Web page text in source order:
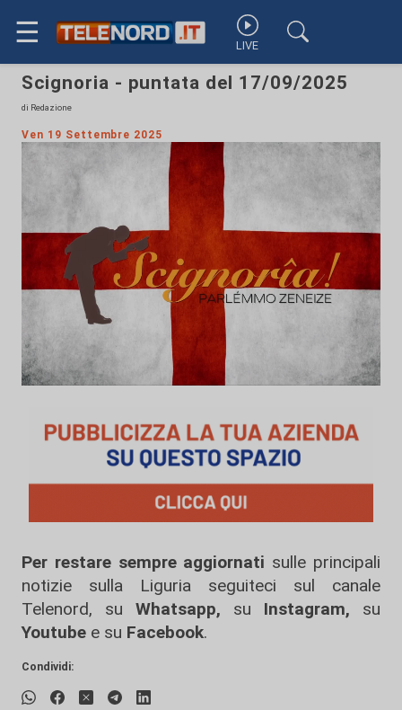
☰ LIVE
Scignoria - puntata del 17/09/2025
di Redazione
Ven 19 Settembre 2025
Per restare sempre aggiornati sulle principali
notizie sulla Liguria seguiteci sul canale
Telenord, su
Whatsapp, su Instagram, su
Youtube e su Facebook.
Condividi: